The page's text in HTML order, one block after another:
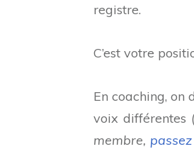
registre.
C’est votre
En coaching,
voix différentes
membre,